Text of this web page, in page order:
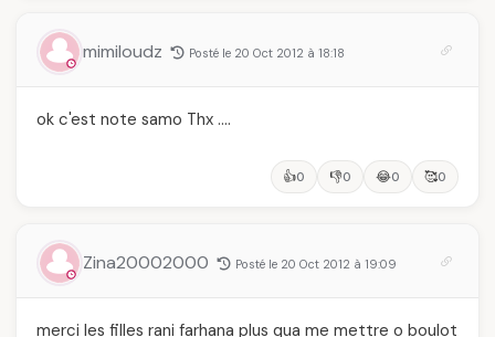
mimiloudz Posté le 20 Oct 2012 à 18:18
ok c'est note samo Thx ….
👍0 👎0 😂0 🥰0
Zina20002000 Posté le 20 Oct 2012 à 19:09
merci les filles rani farhana plus qua me mettre o boulot